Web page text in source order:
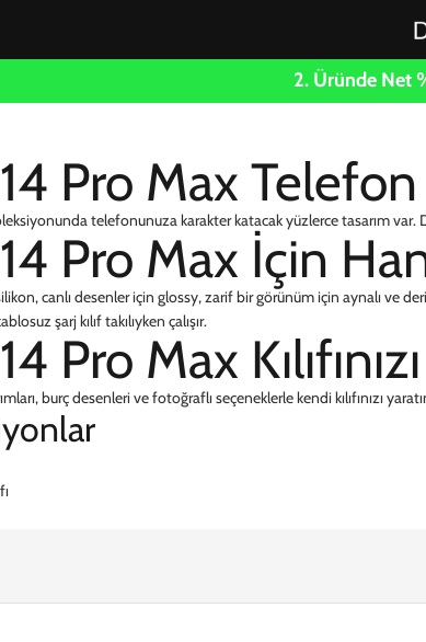
2. Üründe
Pro Max Telefon
telefonunuza karakter katacak yüzlerce tasarım var.
Pro Max İçin
canlı desenler için glossy, zarif bir görünüm için aynalı ve
şarj kılıf takılıyken çalışır.
Pro Max
burç desenleri ve fotoğraflı seçeneklerle kendi kılıfınızı